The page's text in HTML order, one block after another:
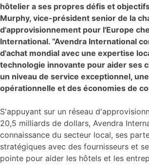
hôtelier a ses propres défis et
Murphy, vice-président senior de la
d'approvisionnement pour l'Europe
International. “Avendra International
d'achat mondial avec une expertise
technologie innovante pour aider ses
un niveau de service exceptionnel,
opérationnelle et des économies de
S'appuyant sur un réseau
20,5 milliards de dollars, Avendra
connaissance du secteur local, ses
stratégiques avec des fournisseurs et
pointe pour aider les hôtels et les